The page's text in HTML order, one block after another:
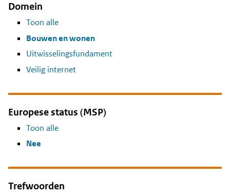
Domein
Toon alle
Bouwen en wonen
Uitwisselingsfundament
Veilig internet
Europese status (MSP)
Toon alle
Nee
Trefwoorden